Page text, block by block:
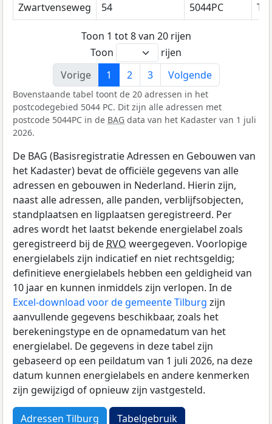
Zwartvenseweg
54 5044PC
Toon 1 tot 8 van 20 rijen
Toon
rijen
Vorige
1 2 3 Volgende
Bovenstaande tabel toont de 20 adressen in het
postcodegebied 5044 PC. Dit zijn alle adressen met
postcode 5044PC in de BAG data van het Kadaster van 1 juli
2026.
De BAG (Basisregistratie Adressen en Gebouwen van
het Kadaster) bevat de officiële gegevens van alle
adressen en gebouwen in Nederland. Hierin zijn,
naast alle adressen, alle panden, verblijfsobjecten,
standplaatsen en ligplaatsen geregistreerd. Per
adres wordt het laatst bekende energielabel zoals
geregistreerd bij de RVO weergegeven. Voorlopige
energielabels zijn indicatief en niet rechtsgeldig;
definitieve energielabels hebben een geldigheid van
10 jaar en kunnen inmiddels zijn verlopen. In de
Excel-download voor de gemeente Tilburg zijn
aanvullende gegevens beschikbaar, zoals het
berekeningstype en de opnamedatum van het
energielabel. De gegevens in deze tabel zijn
gebaseerd op een peildatum van 1 juli 2026, na deze
datum kunnen energielabels en andere kenmerken
zijn gewijzigd of opnieuw zijn vastgesteld.
Adressen Tilburg Tabelgebruik